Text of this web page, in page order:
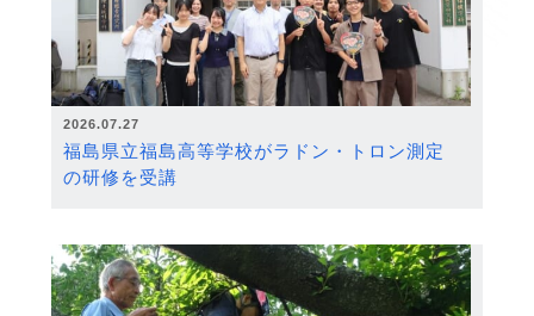
2026.07.27
福島県立福島高等学校がラドン・トロン測定
の研修を受講